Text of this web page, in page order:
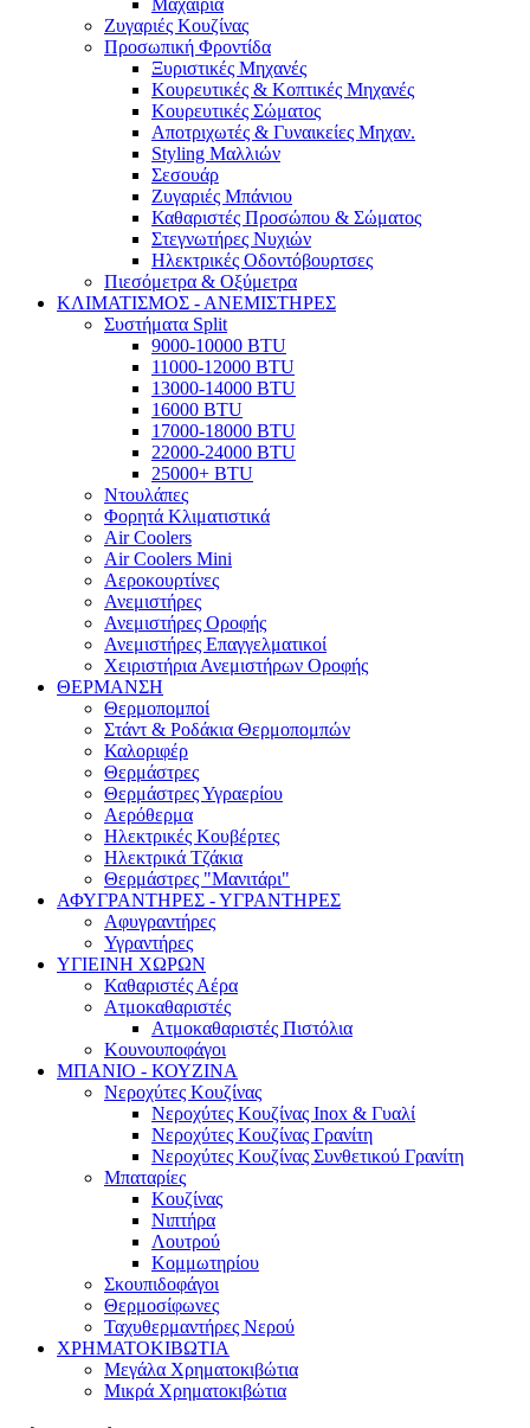
Μαχαίρια
Ζυγαριές Κουζίνας
Προσωπική Φροντίδα
Ξυριστικές Μηχανές
Κουρευτικές & Κοπτικές Μηχανές
Κουρευτικές Σώματος
Αποτριχωτές & Γυναικείες Μηχαν.
Styling Μαλλιών
Σεσουάρ
Ζυγαριές Μπάνιου
Καθαριστές Προσώπου & Σώματος
Στεγνωτήρες Νυχιών
Ηλεκτρικές Οδοντόβουρτσες
Πιεσόμετρα & Οξύμετρα
ΚΛΙΜΑΤΙΣΜΟΣ - ΑΝΕΜΙΣΤΗΡΕΣ
Συστήματα Split
9000-10000 BTU
11000-12000 BTU
13000-14000 BTU
16000 BTU
17000-18000 BTU
22000-24000 BTU
25000+ BTU
Ντουλάπες
Φορητά Κλιματιστικά
Air Coolers
Air Coolers Mini
Αεροκουρτίνες
Ανεμιστήρες
Ανεμιστήρες Οροφής
Ανεμιστήρες Επαγγελματικοί
Χειριστήρια Ανεμιστήρων Οροφής
ΘΕΡΜΑΝΣΗ
Θερμοπομποί
Στάντ & Ροδάκια Θερμοπομπών
Καλοριφέρ
Θερμάστρες
Θερμάστρες Υγραερίου
Αερόθερμα
Ηλεκτρικές Κουβέρτες
Ηλεκτρικά Τζάκια
Θερμάστρες "Μανιτάρι"
ΑΦΥΓΡΑΝΤΗΡΕΣ - ΥΓΡΑΝΤΗΡΕΣ
Αφυγραντήρες
Υγραντήρες
ΥΓΙΕΙΝΗ ΧΩΡΩΝ
Καθαριστές Αέρα
Ατμοκαθαριστές
Ατμοκαθαριστές Πιστόλια
Κουνουποφάγοι
ΜΠΑΝΙΟ - ΚΟΥΖΙΝΑ
Νεροχύτες Κουζίνας
Νεροχύτες Κουζίνας Inox & Γυαλί
Νεροχύτες Κουζίνας Γρανίτη
Νεροχύτες Κουζίνας Συνθετικού Γρανίτη
Μπαταρίες
Κουζίνας
Νιπτήρα
Λουτρού
Κομμωτηρίου
Σκουπιδοφάγοι
Θερμοσίφωνες
Ταχυθερμαντήρες Νερού
ΧΡΗΜΑΤΟΚΙΒΩΤΙΑ
Μεγάλα Χρηματοκιβώτια
Μικρά Χρηματοκιβώτια